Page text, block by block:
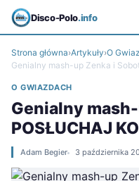
Disco-Polo.info
Strona główna›Artykuły›O
Genialny mash-up Zenka i
O GWIAZDACH
Genialny
POSŁUCHAJ
Adam Begier 3 października